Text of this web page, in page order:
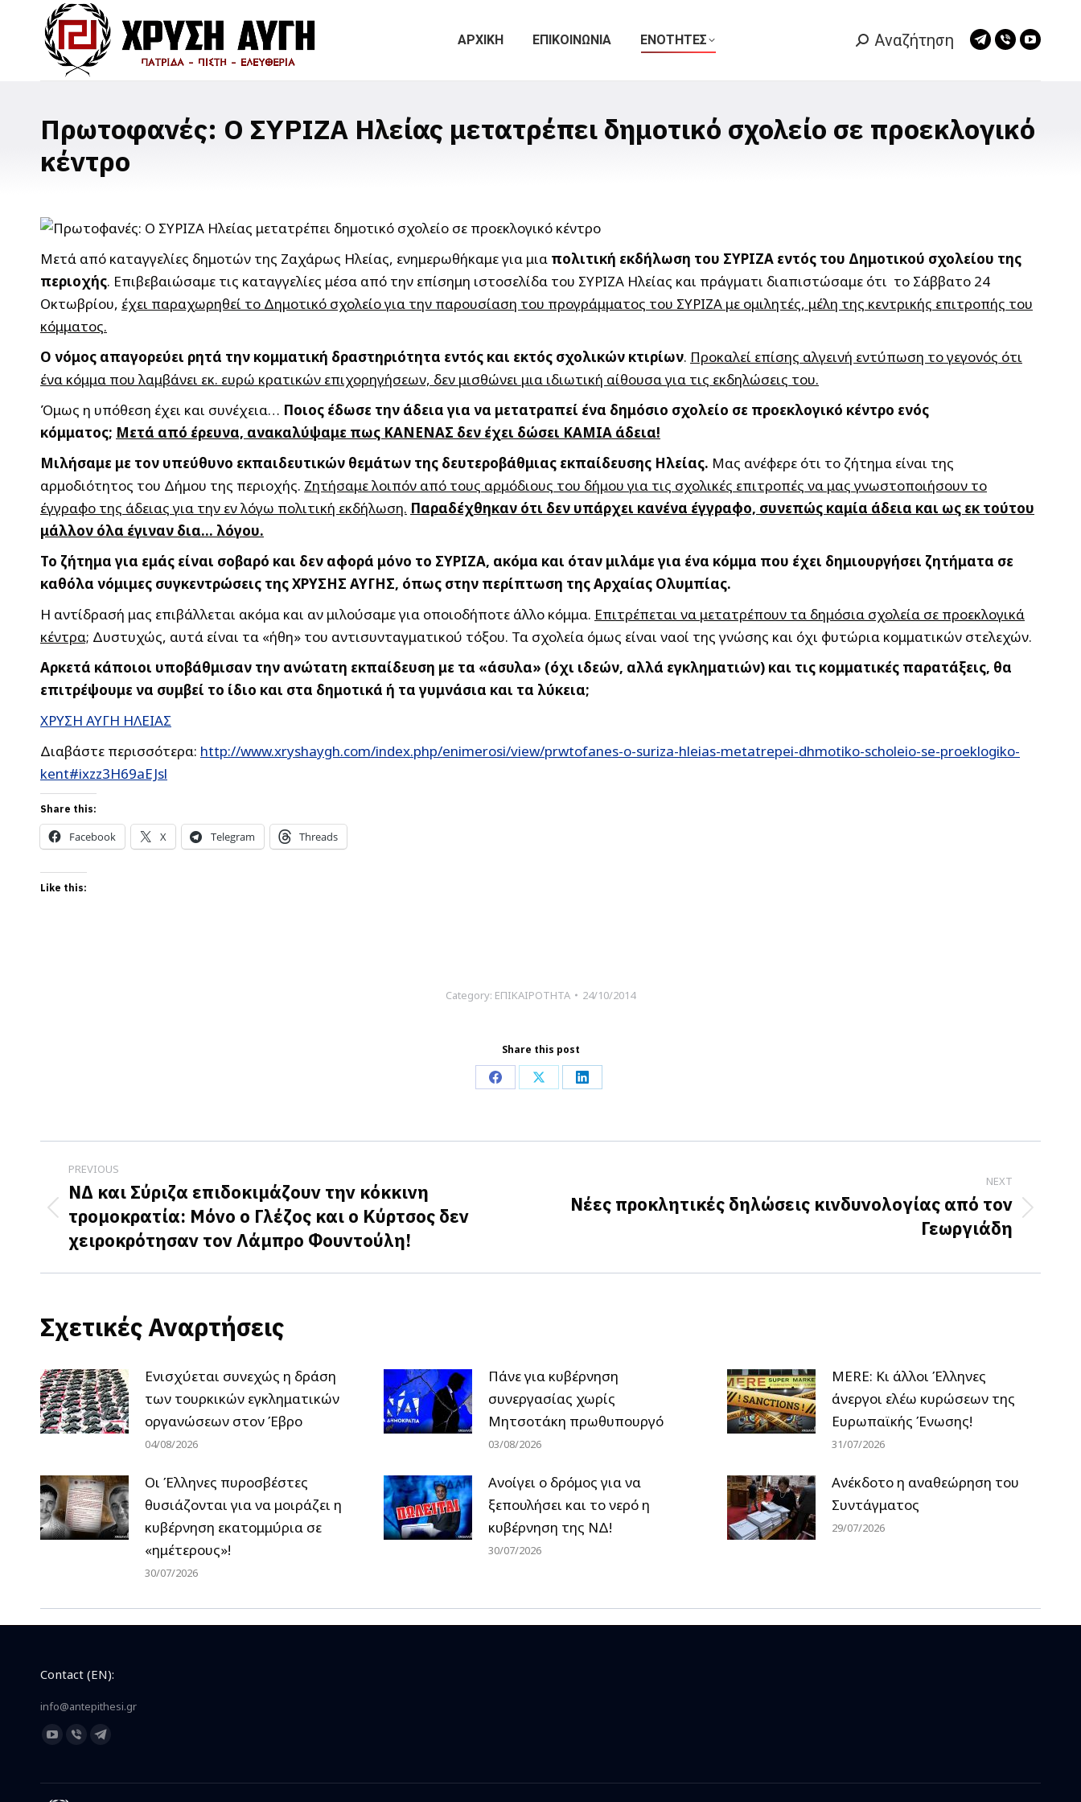
ΑΡΧΙΚΗ ΕΠΙΚΟΙΝΩΝΙΑ ΕΝΟΤΗΤΕΣ Search:
Αναζήτηση
Telegram
new
Viber
newnew
Πρωτοφανές: Ο ΣΥΡΙΖΑ Ηλείας μετατρέπει δημοτικό σχολείο σε προεκλογικό
κέντρο
Μετά από καταγγελίες δημοτών της Ζαχάρως Ηλείας, ενημερωθήκαμε για μια πολιτική εκδήλωση του ΣΥΡΙΖΑ εντός του Δημοτικού σχολείου της
περιοχής. Επιβεβαιώσαμε τις καταγγελίες μέσα από την επίσημη ιστοσελίδα του ΣΥΡΙΖΑ Ηλείας και πράγματι διαπιστώσαμε ότι το Σάββατο 24
Οκτωβρίου, έχει παραχωρηθεί το Δημοτικό σχολείο για την παρουσίαση του προγράμματος του ΣΥΡΙΖΑ με ομιλητές, μέλη της κεντρικής επιτροπής του
κόμματος.
Ο νόμος απαγορεύει ρητά την κομματική δραστηριότητα εντός και εκτός σχολικών κτιρίων. Προκαλεί επίσης αλγεινή εντύπωση το γεγονός ότι
ένα κόμμα που λαμβάνει εκ. ευρώ κρατικών επιχορηγήσεων, δεν μισθώνει μια ιδιωτική αίθουσα για τις εκδηλώσεις του.
Όμως η υπόθεση έχει και συνέχεια… Ποιος έδωσε την άδεια για να μετατραπεί ένα δημόσιο σχολείο σε προεκλογικό κέντρο ενός
κόμματος; Μετά από έρευνα, ανακαλύψαμε πως ΚΑΝΕΝΑΣ δεν έχει δώσει ΚΑΜΙΑ άδεια!
Μιλήσαμε με τον υπεύθυνο εκπαιδευτικών θεμάτων της δευτεροβάθμιας εκπαίδευσης Ηλείας. Μας ανέφερε ότι το ζήτημα είναι της
αρμοδιότητος του Δήμου της περιοχής. Ζητήσαμε λοιπόν από τους αρμόδιους του δήμου για τις σχολικές επιτροπές να μας γνωστοποιήσουν το
έγγραφο της άδειας για την εν λόγω πολιτική εκδήλωση. Παραδέχθηκαν ότι δεν υπάρχει κανένα έγγραφο, συνεπώς καμία άδεια και ως εκ τούτου
μάλλον όλα έγιναν δια… λόγου.
Το ζήτημα για εμάς είναι σοβαρό και δεν αφορά μόνο το ΣΥΡΙΖΑ, ακόμα και όταν μιλάμε για ένα κόμμα που έχει δημιουργήσει ζητήματα σε
καθόλα νόμιμες συγκεντρώσεις της ΧΡΥΣΗΣ ΑΥΓΗΣ, όπως στην περίπτωση της Αρχαίας Ολυμπίας.
Η αντίδρασή μας επιβάλλεται ακόμα και αν μιλούσαμε για οποιοδήποτε άλλο κόμμα. Επιτρέπεται να μετατρέπουν τα δημόσια σχολεία σε προεκλογικά
κέντρα; Δυστυχώς, αυτά είναι τα «ήθη» του αντισυνταγματικού τόξου. Τα σχολεία όμως είναι ναοί της γνώσης και όχι φυτώρια κομματικών στελεχών.
Αρκετά κάποιοι υποβάθμισαν την ανώτατη εκπαίδευση με τα «άσυλα» (όχι ιδεών, αλλά εγκληματιών) και τις κομματικές παρατάξεις, θα
επιτρέψουμε να συμβεί το ίδιο και στα δημοτικά ή τα γυμνάσια και τα λύκεια;
ΧΡΥΣΗ ΑΥΓΗ ΗΛΕΙΑΣ
Διαβάστε περισσότερα: http://www.xryshaygh.com/index.php/enimerosi/view/prwtofanes-o-suriza-hleias-metatrepei-dhmotiko-scholeio-se-proeklogiko-
kent#ixzz3H69aEJsl
Share this:
Facebook X Telegram Threads
Like this:
Category: ΕΠΙΚΑΙΡΟΤΗΤΑ 24/10/2014
Share this post
Share
Facebook
Share
X
Share
LinkedIn
Post
navigation
PREVIOUS
Previous
post:
ΝΔ και Σύριζα επιδοκιμάζουν την κόκκινη
τρομοκρατία: Μόνο ο Γλέζος και ο Κύρτσος δεν
χειροκρότησαν τον Λάμπρο Φουντούλη!
NEXT
Next
Νέες προκλητικές δηλώσεις κινδυνολογίας από τον
Γεωργιάδη
Σχετικές Αναρτήσεις
Ενισχύεται συνεχώς η δράση
των τουρκικών εγκληματικών
οργανώσεων στον Έβρο
04/08/2026
Πάνε για κυβέρνηση
συνεργασίας χωρίς
Μητσοτάκη πρωθυπουργό
03/08/2026
MERE: Κι άλλοι Έλληνες
άνεργοι ελέω κυρώσεων της
Ευρωπαϊκής Ένωσης!
31/07/2026
Οι Έλληνες πυροσβέστες
θυσιάζονται για να μοιράζει η
κυβέρνηση εκατομμύρια σε
«ημέτερους»!
30/07/2026
Ανοίγει ο δρόμος για να
ξεπουλήσει και το νερό η
κυβέρνηση της ΝΔ!
30/07/2026
Ανέκδοτο η αναθεώρηση του
Συντάγματος
29/07/2026
Contact (EN):
info@antepithesi.gr
Find us on:
YouTube
opens
Viber
opens
Telegram
opens